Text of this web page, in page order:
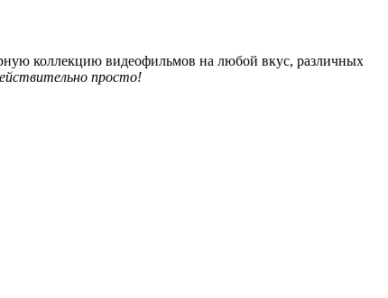
коллекцию видеофильмов на любой вкус, различных
просто!